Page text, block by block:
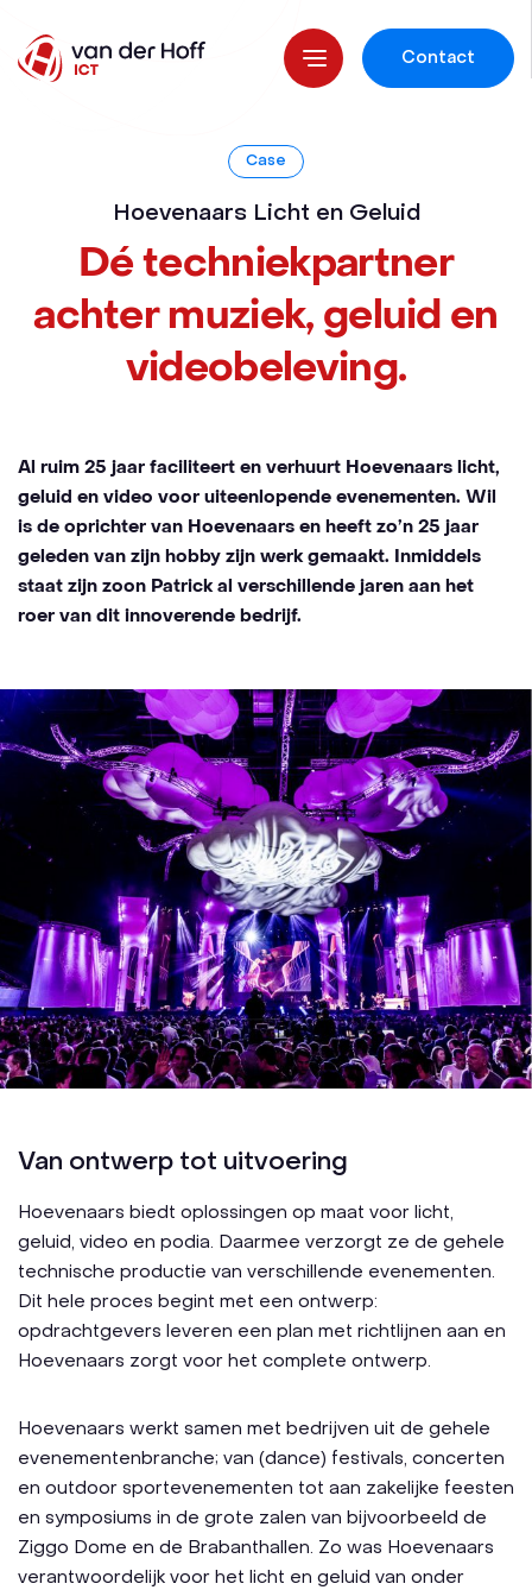
Contact
Case
Hoevenaars Licht en Geluid
Dé techniekpartner
achter muziek, geluid en
videobeleving.
Al ruim 25 jaar faciliteert en verhuurt Hoevenaars licht,
geluid en video voor uiteenlopende evenementen. Wil
is de oprichter van Hoevenaars en heeft zo’n 25 jaar
geleden van zijn hobby zijn werk gemaakt. Inmiddels
staat zijn zoon Patrick al verschillende jaren aan het
roer van dit innoverende bedrijf.
Van ontwerp tot uitvoering
Hoevenaars biedt oplossingen op maat voor licht,
geluid, video en podia. Daarmee verzorgt ze de gehele
technische productie van verschillende evenementen.
Dit hele proces begint met een ontwerp:
opdrachtgevers leveren een plan met richtlijnen aan en
Hoevenaars zorgt voor het complete ontwerp.
Hoevenaars werkt samen met bedrijven uit de gehele
evenementenbranche; van (dance) festivals, concerten
en outdoor sportevenementen tot aan zakelijke feesten
en symposiums in de grote zalen van bijvoorbeeld de
Ziggo Dome en de Brabanthallen. Zo was Hoevenaars
verantwoordelijk voor het licht en geluid van onder